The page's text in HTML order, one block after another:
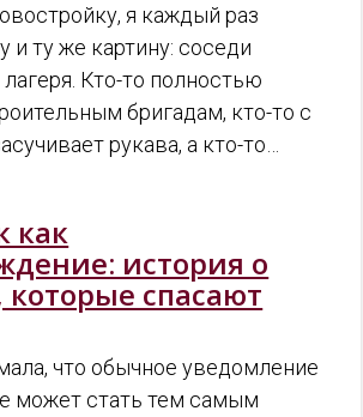
я каждый раз
и ту же картину: соседи
лагеря. Кто-то полностью
бригадам, кто-то с
рукава, а кто-то…
как
история о
спасают
что обычное уведомление
может стать тем самым